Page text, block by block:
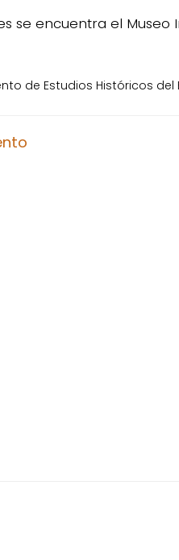
se encuentra el
de Estudios Históricos del